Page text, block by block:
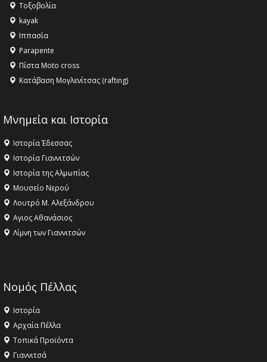
Τοξοβολία
kayak
Ιππασία
Parapente
Πίστα Moto cross
Κατάβαση Μογλενίτσας (rafting)
Μνημεία και Ιστορία
Ιστορία Έδεσσας
Ιστορία Γιαννιτσών
Ιστορία της Αλμωπίας
Μουσείο Νερού
Λουτρό Μ. Αλεξάνδρου
Αγιος Αθανάσιος
Λίμνη των Γιαννιτσών
Νομός Πέλλας
Ιστορία
Αρχαία Πέλλα
Τοπικά Προϊόντα
Γιαννιτσά